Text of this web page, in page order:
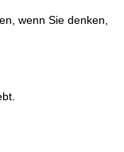
wenn Sie denken,